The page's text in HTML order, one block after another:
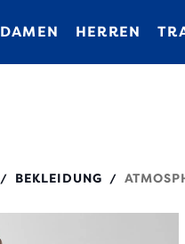
DAMEN HERREN
/ BEKLEIDUNG /